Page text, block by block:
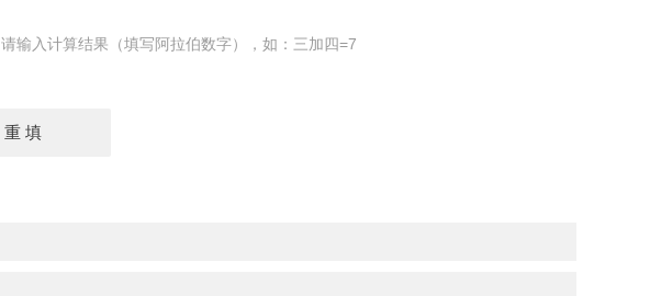
请输入计算结果（填写阿拉伯数字），如：三加四=7